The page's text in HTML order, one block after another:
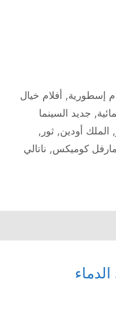
إسطورية, أفلام خيال
, جديد السينما
, الملك أودين,ثور ,
مارفل كوميكس, ناتالي